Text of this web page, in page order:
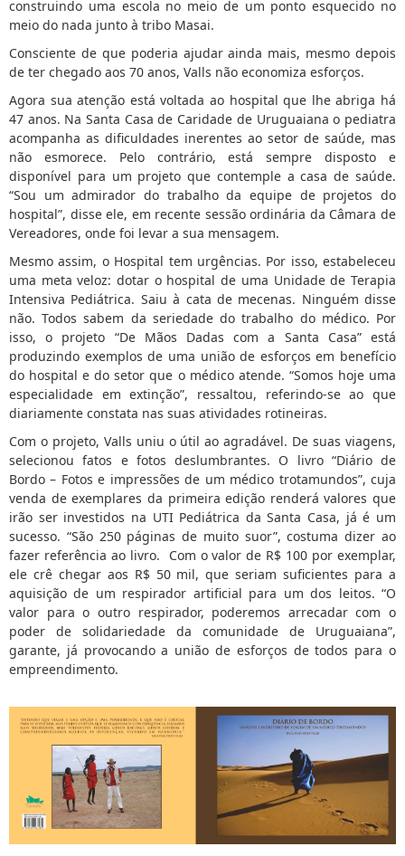
construindo uma escola no meio de um ponto esquecido no
meio do nada junto à tribo Masai.
Consciente de que poderia ajudar ainda mais, mesmo depois
de ter chegado aos 70 anos, Valls não economiza esforços.
Agora sua atenção está voltada ao hospital que lhe abriga há
47 anos. Na Santa Casa de Caridade de Uruguaiana o pediatra
acompanha as dificuldades inerentes ao setor de saúde, mas
não esmorece. Pelo contrário, está sempre disposto e
disponível para um projeto que contemple a casa de saúde.
“Sou um admirador do trabalho da equipe de projetos do
hospital”, disse ele, em recente sessão ordinária da Câmara de
Vereadores, onde foi levar a sua mensagem.
Mesmo assim, o Hospital tem urgências. Por isso, estabeleceu
uma meta veloz: dotar o hospital de uma Unidade de Terapia
Intensiva Pediátrica. Saiu à cata de mecenas. Ninguém disse
não. Todos sabem da seriedade do trabalho do médico. Por
isso, o projeto “De Mãos Dadas com a Santa Casa” está
produzindo exemplos de uma união de esforços em benefício
do hospital e do setor que o médico atende. “Somos hoje uma
especialidade em extinção”, ressaltou, referindo-se ao que
diariamente constata nas suas atividades rotineiras.
Com o projeto, Valls uniu o útil ao agradável. De suas viagens,
selecionou fatos e fotos deslumbrantes. O livro “Diário de
Bordo – Fotos e impressões de um médico trotamundos”, cuja
venda de exemplares da primeira edição renderá valores que
irão ser investidos na UTI Pediátrica da Santa Casa, já é um
sucesso. “São 250 páginas de muito suor”, costuma dizer ao
fazer referência ao livro. Com o valor de R$ 100 por exemplar,
ele crê chegar aos R$ 50 mil, que seriam suficientes para a
aquisição de um respirador artificial para um dos leitos. “O
valor para o outro respirador, poderemos arrecadar com o
poder de solidariedade da comunidade de Uruguaiana”,
garante, já provocando a união de esforços de todos para o
empreendimento.